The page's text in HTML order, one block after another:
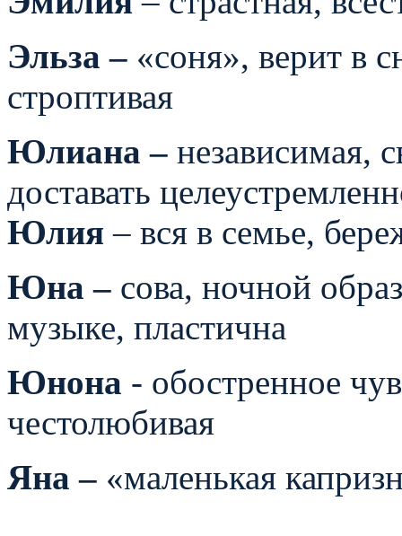
Эльза – «соня», верит в
строптивая
Юлиана – независимая,
доставать
Юлия – вся в семье,
Юна – сова, ночной
музыке, пластична
Юнона - обостренное
честолюбивая
Яна – «маленькая